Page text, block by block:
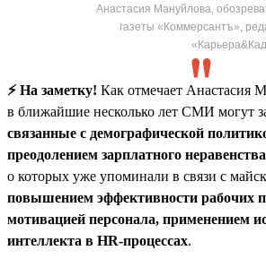
Анастасия Мануйлова,
газеты «Коммерсантъ»,
⚡️ На заметку! Как отмечает Анастасия
в ближайшие несколько лет СМИ могут
связанные с демографической
преодолением зарплатного неравенства
о которых уже упоминали в связи с
повышением эффективности рабочих
мотивацией персонала, применением
интеллекта в HR-процессах.